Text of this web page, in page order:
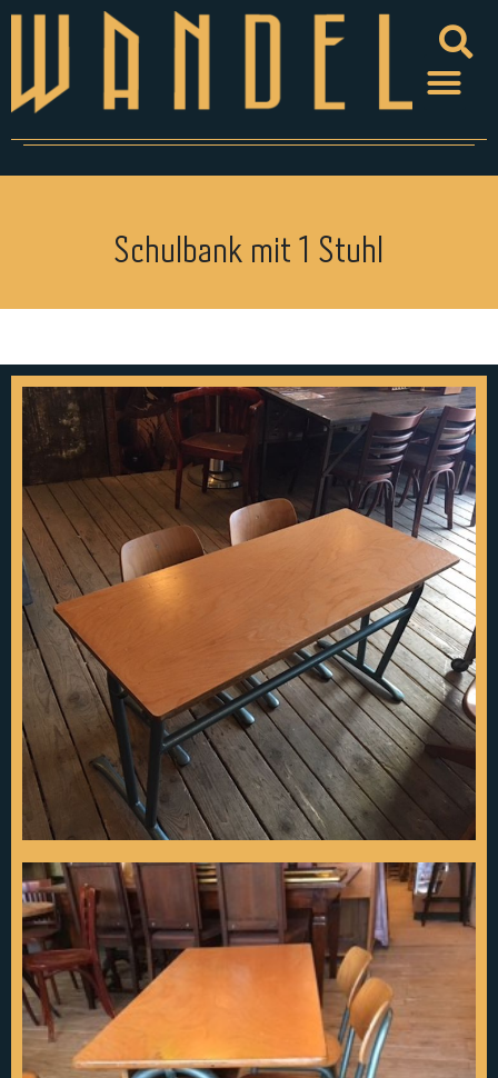
Schulbank mit 1 Stuhl